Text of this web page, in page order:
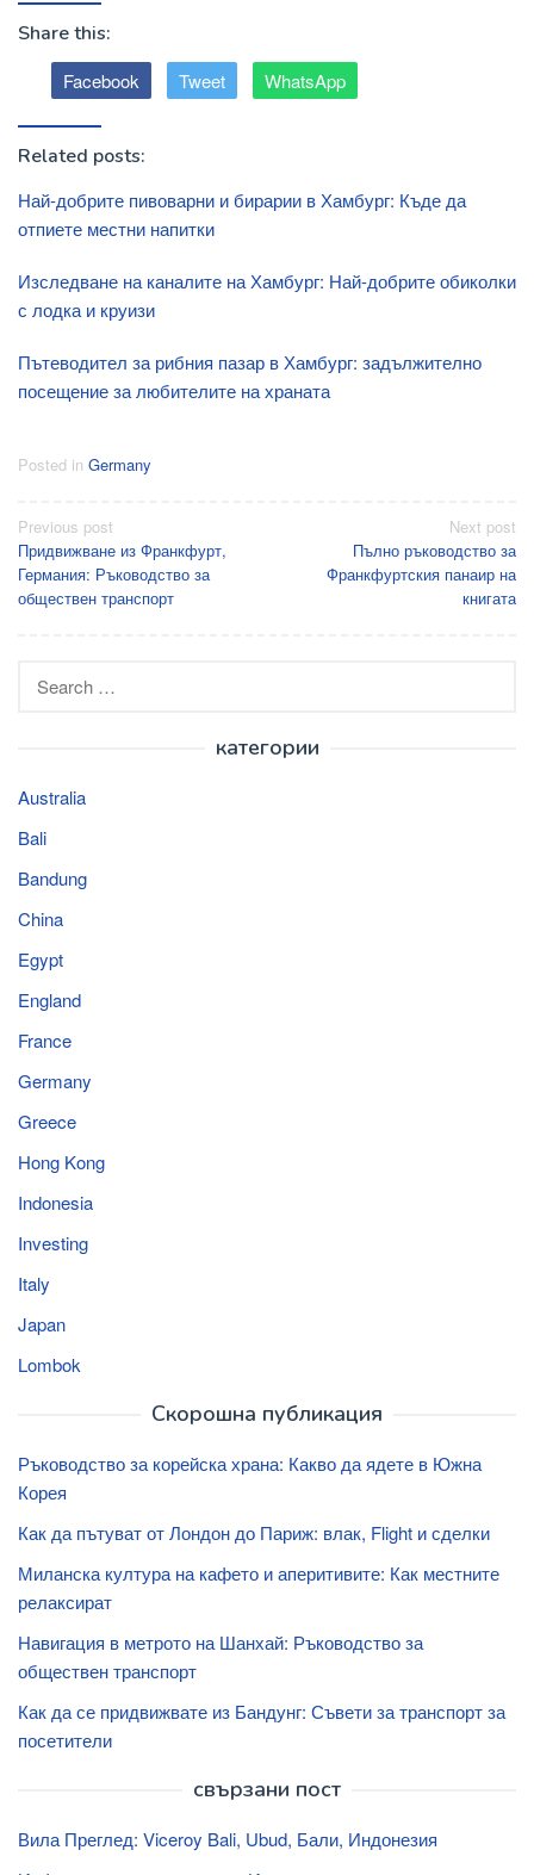
Share this:
Facebook Tweet WhatsApp
Related posts:
Най-добрите пивоварни и бирарии в Хамбург: Къде да
отпиете местни напитки
Изследване на каналите на Хамбург: Най-добрите обиколки
с лодка и круизи
Пътеводител за рибния пазар в Хамбург: задължително
посещение за любителите на храната
Posted in Germany
Post
navigation
Previous post
Придвижване из Франкфурт,
Германия: Ръководство за
обществен транспорт
Next post
Пълно ръководство за
Франкфуртския панаир на
книгата
for:
категории
Australia
Bali
Bandung
China
Egypt
England
France
Germany
Greece
Hong Kong
Indonesia
Investing
Italy
Japan
Lombok
Скорошна публикация
Ръководство за корейска храна: Какво да ядете в Южна
Корея
Как да пътуват от Лондон до Париж: влак, Flight и сделки
Миланска култура на кафето и аперитивите: Как местните
релаксират
Навигация в метрото на Шанхай: Ръководство за
обществен транспорт
Как да се придвижвате из Бандунг: Съвети за транспорт за
посетители
свързани пост
Вила Преглед: Viceroy Bali, Ubud, Бали, Индонезия